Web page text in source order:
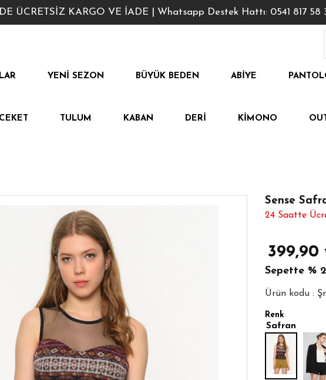
ÜCRETSİZ KARGO VE İADE | Whatsapp Destek Hattı: 0541 817 58
YENI SEZON BÜYÜK BEDEN ABIYE
CEKET TULUM KABAN DERI KIMONO
Sense
24 Saatte
399,90
Sepette %
Ürün kodu :
Renk
Safran